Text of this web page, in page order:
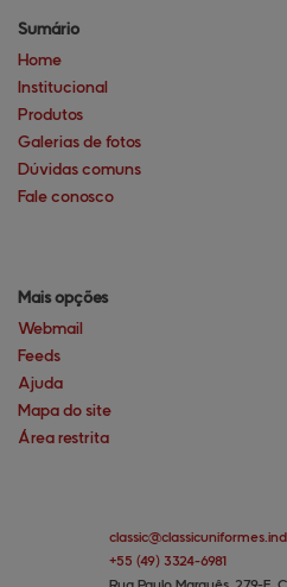
Sumário
Home
Institucional
Produtos
Galerias de fotos
Dúvidas comuns
Fale conosco
Mais opções
Webmail
Feeds
Ajuda
Mapa do site
Área restrita
classic@
+55 (49) 3324-6981